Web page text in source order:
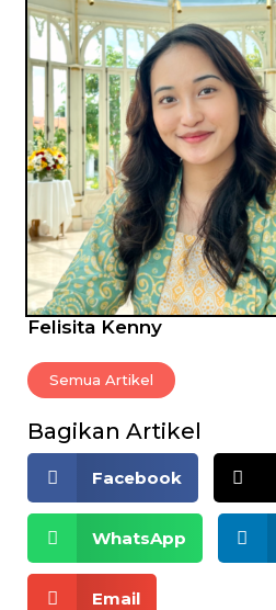
Felisita Kenny
Semua Artikel
Bagikan Artikel
Facebook
WhatsApp
Email